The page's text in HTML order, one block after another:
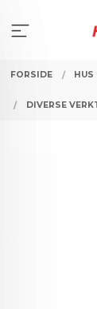
innholdet
FORSIDE
DIVERSE